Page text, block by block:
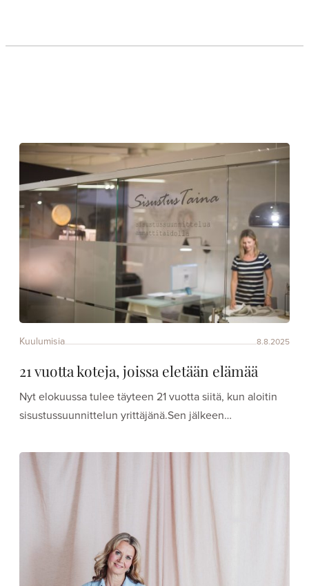
Kuulumisia 8.8.2025
21 vuotta koteja, joissa eletään elämää
Nyt elokuussa tulee täyteen 21 vuotta siitä, kun aloitin
sisustussuunnittelun yrittäjänä.Sen jälkeen…